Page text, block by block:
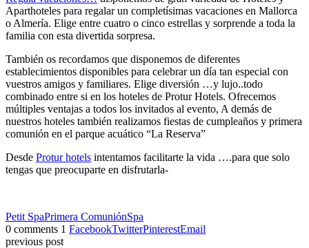
Aparthoteles para regalar un completísimas vacaciones en Mallorca
o Almería. Elige entre cuatro o cinco estrellas y sorprende a toda la
familia con esta divertida sorpresa.
También os recordamos que disponemos de diferentes
establecimientos disponibles para celebrar un día tan especial con
vuestros amigos y familiares. Elige diversión …y lujo..todo
combinado entre si en los hoteles de Protur Hotels. Ofrecemos
múltiples ventajas a todos los invitados al evento, A demás de
nuestros hoteles también realizamos fiestas de cumpleaños y primera
comunión en el parque acuático “La Reserva”
Desde Protur hotels intentamos facilitarte la vida ….para que solo
tengas que preocuparte en disfrutarla-
Petit SpaPrimera ComuniónSpa
0 comments 1 FacebookTwitterPinterestEmail
previous post